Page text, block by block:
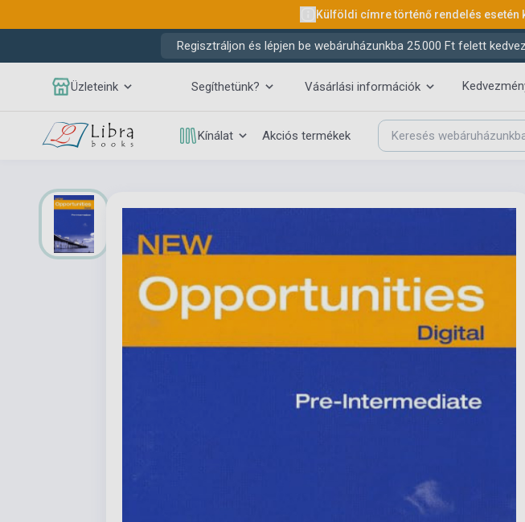
Külföldi címre történő rendelés esetén
Regisztráljon és lépjen be webáruházunkba 25.000 Ft felett
Üzleteink Segíthetünk? Vásárlási információk
Kínálat Akciós termékek